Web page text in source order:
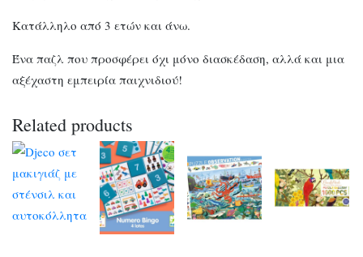
Κατάλληλο από 3 ετών και άνω.
Ένα παζλ που προσφέρει όχι μόνο διασκέδαση, αλλά και μια
αξέχαστη εμπειρία παιχνιδιού!
Related products